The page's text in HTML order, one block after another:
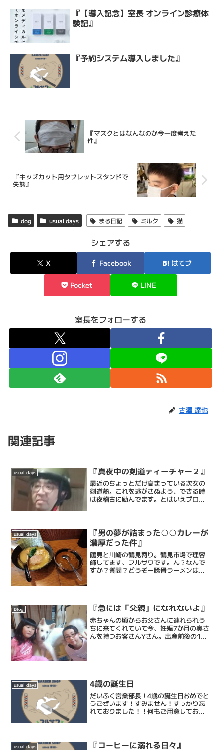
『【導入記念】室長 オンライン診療体
験記』
『予約システム導入しました』
『マスクとはなんなのか今一度考えた
件』
『キッズカット用タブレットスタンドで
失態』
dog usual days まる日記 ミルク 猫
シェアする
X Facebook はてブ
Pocket LINE
室長をフォローする
古澤 達也
関連記事
usual days 『真夜中の剣道ティーチャー２』
最近のちょっとだけ高まっている次女の
剣道熱。これを逃がさぬよう、できる時
は夜稽古に励んでます。とはいえブログ
で繋げていく連続技です。...
usual days
『男の夢が詰まった○○カレーが
濃厚だった件』
鶴見と川崎の鶴見寄り。鶴見市場で理容
師してます、フルサワです。ん？なんで
すか？質問？どうぞー豚骨ラーメンは好
ー？？？・・・・・・・・・・...
Blog 『急には「父親」になれないよ』
赤ちゃんの頃からお父さんに連れられう
ちに来てくれていて今、妊娠7か月の奥さ
んを持つお客さんYさん。出産前後の1か
usual days 4歳の誕生日
だいふく営業部長！4歳の誕生日おめでと
うございます！すみません！すっかり忘
れておりました！！何もご用意しており
usual days 『コーヒーに溺れる日々』